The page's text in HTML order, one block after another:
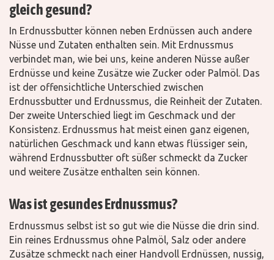
gleich gesund?
In Erdnussbutter können neben Erdnüssen auch andere
Nüsse und Zutaten enthalten sein. Mit Erdnussmus
verbindet man, wie bei uns, keine anderen Nüsse außer
Erdnüsse und keine Zusätze wie Zucker oder Palmöl. Das
ist der offensichtliche Unterschied zwischen
Erdnussbutter und Erdnussmus, die Reinheit der Zutaten.
Der zweite Unterschied liegt im Geschmack und der
Konsistenz. Erdnussmus hat meist einen ganz eigenen,
natürlichen Geschmack und kann etwas flüssiger sein,
während Erdnussbutter oft süßer schmeckt da Zucker
und weitere Zusätze enthalten sein können.
Was ist gesundes Erdnussmus?
Erdnussmus selbst ist so gut wie die Nüsse die drin sind.
Ein reines Erdnussmus ohne Palmöl, Salz oder andere
Zusätze schmeckt nach einer Handvoll Erdnüssen, nussig,